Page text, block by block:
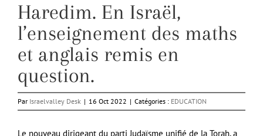
Haredim. En Israël,
l’enseignement des maths
et anglais remis en
question.
Par Israelvalley Desk | 16 Oct 2022 | Catégories : EDUCATION
Le nouveau dirigeant du parti Judaïsme unifié de la Torah, a